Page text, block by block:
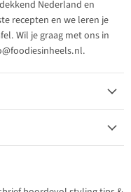
Nederland en
recepten en we leren je
Wil je graag met ons in